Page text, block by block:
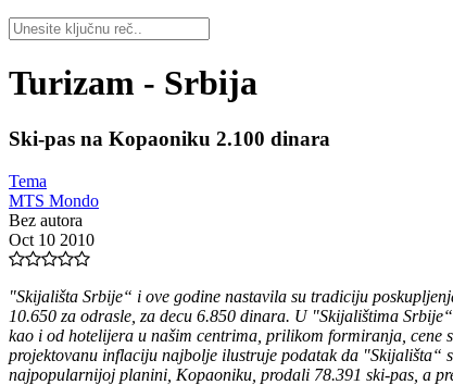
Turizam - Srbija
Ski-pas na Kopaoniku 2.100 dinara
Tema
MTS Mondo
Bez autora
Oct 10 2010
"Skijališta Srbije“ i ove godine nastavila su tradiciju
10.650 za odrasle, za decu 6.850 dinara. U "Skijalištima
kao i od hotelijera u našim centrima, prilikom formiranja, cene
projektovanu inflaciju najbolje ilustruje podatak da "Skijališta“
najpopularnijoj planini, Kopaoniku, prodali 78.391 ski-pas, a